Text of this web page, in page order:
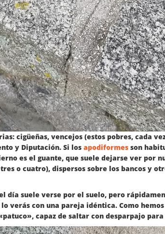
cigüeñas, vencejos (estos pobres, cada
y Diputación. Si los apodiformes son
es el guante, que suele dejarse ver por
o cuatro), dispersos sobre los bancos y
suele verse por el suelo, pero
verás con una pareja idéntica. Como
capaz de saltar con desparpajo